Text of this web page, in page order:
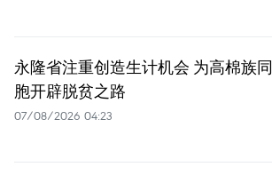
永隆省注重创造生计机会 为高棉族同
胞开辟脱贫之路
07/08/2026 04:23